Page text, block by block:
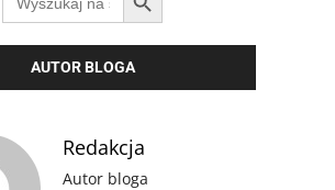
for:
AUTOR BLOGA
Redakcja
Autor bloga